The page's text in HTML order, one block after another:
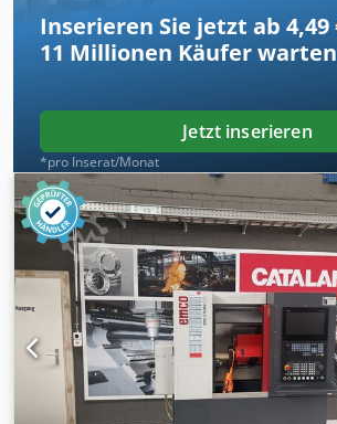
Inserieren Sie jetzt ab 4,49
11 Millionen Käufer
Jetzt inserieren
*pro Inserat/Monat